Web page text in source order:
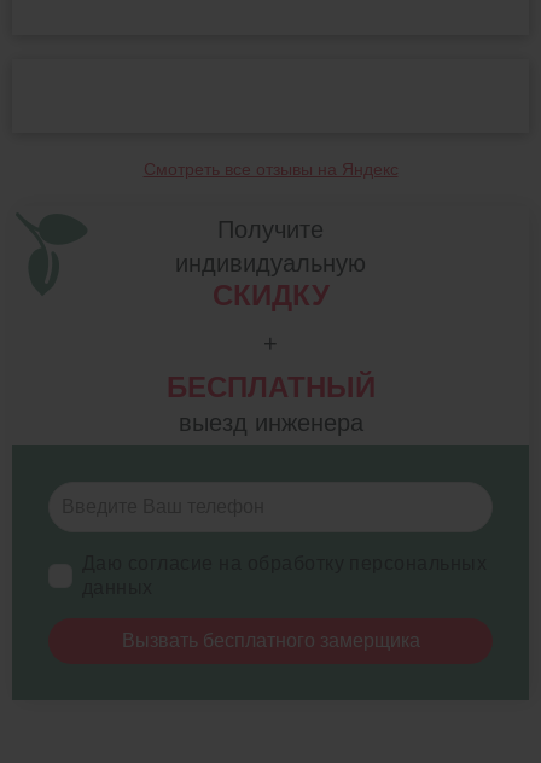
Смотреть все отзывы на Яндекс
Получите
индивидуальную
СКИДКУ
+
БЕСПЛАТНЫЙ
выезд инженера
Вызвать бесплатного замерщика